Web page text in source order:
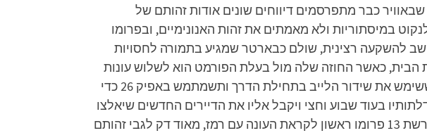
שבאוויר כבר מתפרסמים דיווחים שונים אודות זהותם של
להפוך לסלב בין כניסה לבית אחד, ברשת 13 ממשיכים לנקוט במיסתוריות ולא מאמתים את זהות האנונימיים, ובפרומו
להשקעה רצינית, שולם כבארטר שמגיע בתמורה לחסויות
הבית, כאשר החוזה שלה מול בעלת הפורמט הוא לשלוש עונות
נוספות. במקביל, חרף המעבר של ערוץ 20 לאפיק 14, רשת לא מתכוונת לחזור לערוץ ששימש את שידור הלייב בתחילת הדרך ותשמתמש באפיק 26 כדי
יפתח את דלתותיו בעוד שבוע וחצי ויקבל אליו את הדיירים החדשים שיאלצו
ללמוד להתנהג בהתאם, כשהשאלה הגדולה היא – מי יהיו אותם דיירים? הערב מוציאה רשת 13 פרומו ראשון לקראת העונה עם רמז, מאוד דק לגבי זהותם